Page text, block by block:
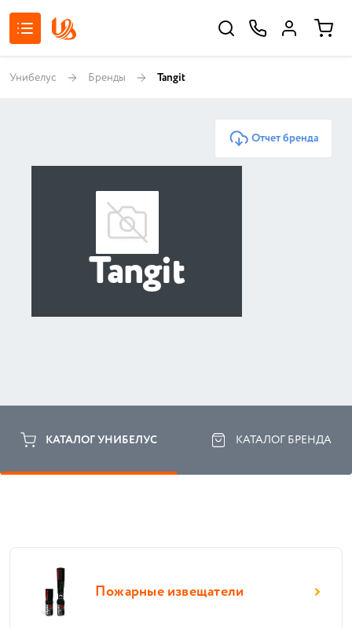
Унибелус Бренды Tangit
Отчет бренда
Tangit
КАТАЛОГ УНИБЕЛУС КАТАЛОГ БРЕНДА
Пожарные извещатели